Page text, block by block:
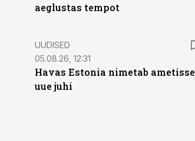
aeglustas tempot
UUDISED
05.08.26, 12:31
Havas Estonia nimetab ametisse
uue juhi